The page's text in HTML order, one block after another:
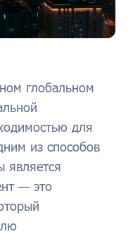
глобальном
для
из способов
является
— это